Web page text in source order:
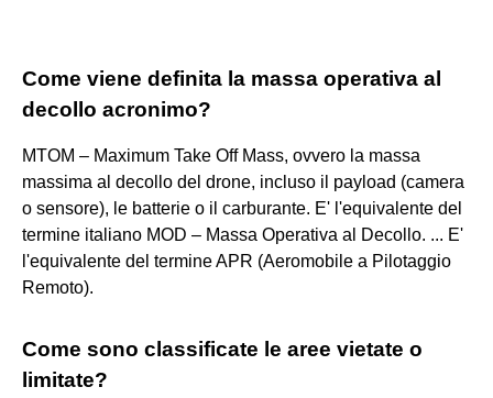
Come viene definita la massa operativa al
decollo acronimo?
MTOM – Maximum Take Off Mass, ovvero la massa
massima al decollo del drone, incluso il payload (camera
o sensore), le batterie o il carburante. E' l'equivalente del
termine italiano MOD – Massa Operativa al Decollo. ... E'
l'equivalente del termine APR (Aeromobile a Pilotaggio
Remoto).
Come sono classificate le aree vietate o
limitate?